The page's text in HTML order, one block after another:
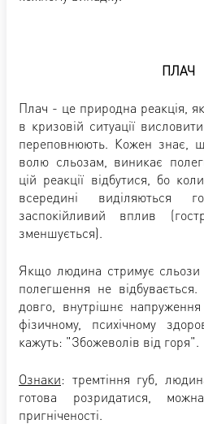
ПЛАЧ
Плач - це природна реакція,
в кризовій ситуації
переповнюють. Кожен знає,
волю сльозам, виникає
цій реакції відбутися, бо
всередині
заспокійливий вплив
зменшується).
Якщо людина стримує сльози
полегшення не
довго, внутрішнє
фізичному, психічному
кажуть: "Збожеволів від горя".
Ознаки: тремтіння губ,
готова розридатися,
пригніченості.